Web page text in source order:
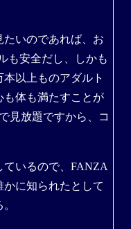
いのであれば、お
も安全だし、しかも
以上ものアダルト
も体も満たすことが
見放題ですから、コ
いるので、FANZA
に知られたとして